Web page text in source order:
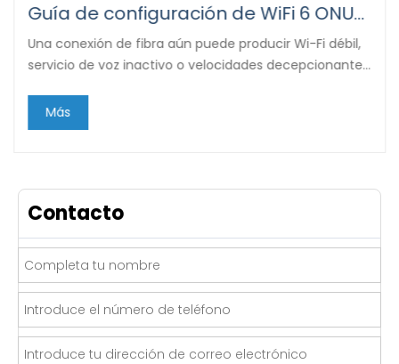
Guía de configuración de WiFi 6 ONU/ONT para hogares y empresas
Una conexión de fibra aún puede producir Wi-Fi débil,
servicio de voz inactivo o velocidades decepcionantes
ubicada o configurada incorrectamente.
Más
Contacto